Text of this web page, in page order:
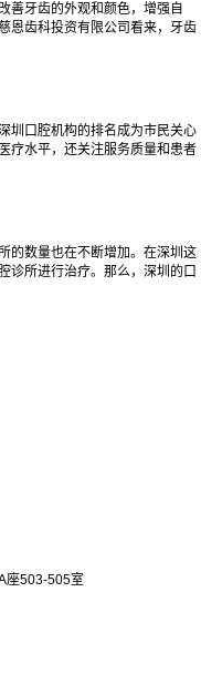
善牙齿的外观和颜色，增强自
恩齿科投资有限公司看来，牙齿
圳口腔机构的排名成为市民关心
疗水平，还关注服务质量和患者
的数量也在不断增加。在深圳这
诊所进行治疗。那么，深圳的口
座503-505室